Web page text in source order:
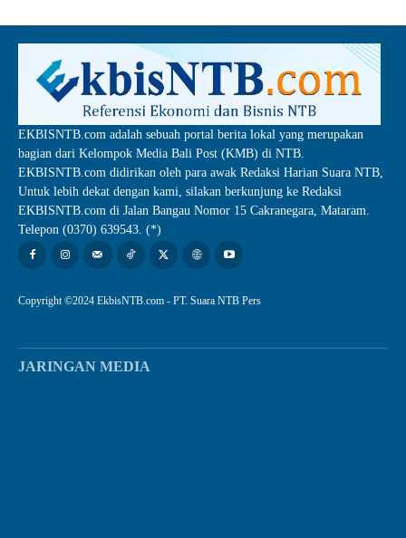
EKBISNTB.com adalah sebuah portal berita lokal yang merupakan
bagian dari Kelompok Media Bali Post (KMB) di NTB.
EKBISNTB.com didirikan oleh para awak Redaksi Harian Suara NTB,
Untuk lebih dekat dengan kami, silakan berkunjung ke Redaksi
EKBISNTB.com di Jalan Bangau Nomor 15 Cakranegara, Mataram.
Telepon (0370) 639543. (*)
Copyright ©2024 EkbisNTB.com - PT. Suara NTB Pers
JARINGAN MEDIA